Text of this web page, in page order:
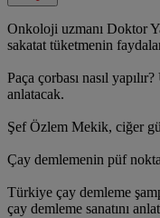
Onkoloji uzmanı Doktor
sakatat tüketmenin
Paça çorbası nasıl
anlatacak.
Şef Özlem Mekik, ciğer
Çay demlemenin püf
Türkiye çay demleme
çay demleme sanatını